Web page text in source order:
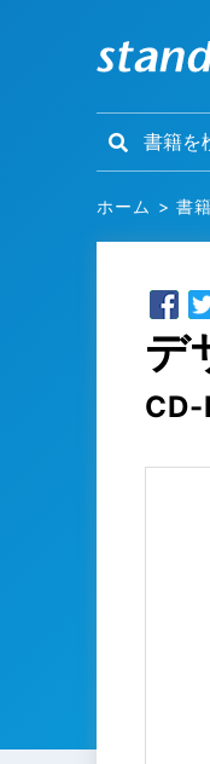
ホーム >書籍
デ
CD-